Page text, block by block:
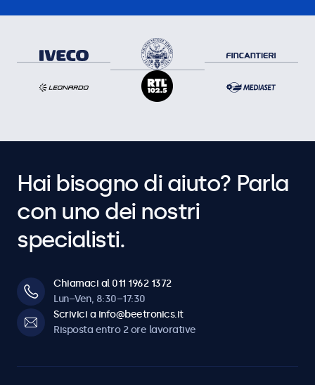
Hai bisogno di aiuto? Parla
con uno dei nostri
specialisti.
Chiamaci al 011 1962 1372
Lun–Ven, 8:30–17:30
Scrivici a info@beetronics.it
Risposta entro 2 ore lavorative